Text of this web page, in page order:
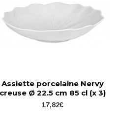
Assiette porcelaine Nervy
Ø 22.5 cm 85 cl (x 3)
17,82€